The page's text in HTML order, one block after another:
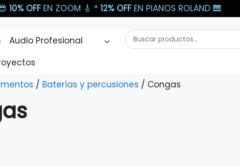
10% OFF EN ZOOM 🎸​ * 12% OFFEN PIANOS ROLAND 🎹​
Audio Profesional
Buscar
productos...
/ Baterías y percusiones / Congas